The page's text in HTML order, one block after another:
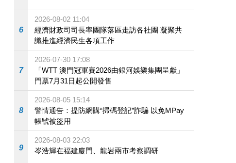
6
2026-08-02 11:04
經濟財政司司長率團隊落區走訪各社團 凝聚共
識推進經濟民生各項工作
7
2026-07-30 17:08
「WTT 澳門冠軍賽2026由銀河娛樂集團呈獻」
門票7月31日起公開發售
8
2026-08-05 15:14
警情通告：提防網購“掃碼登記”詐騙 以免MPay
帳號被盜用
9
2026-08-03 22:03
岑浩輝在福建廈門、龍岩兩市考察調研